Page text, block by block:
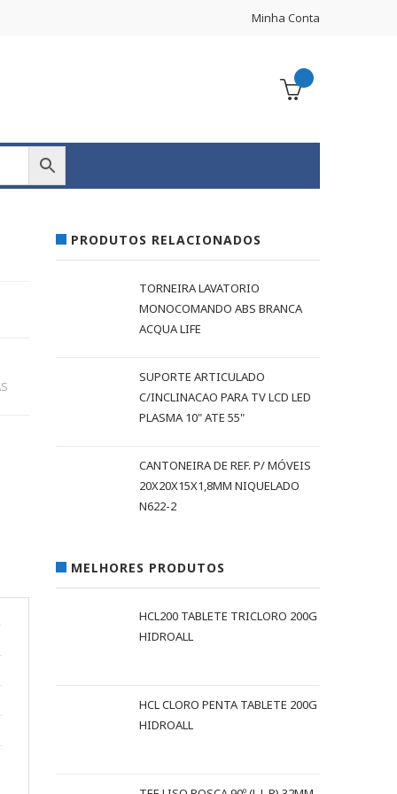
Minha Conta
PRODUTOS RELACIONADOS
TORNEIRA LAVATORIO
MONOCOMANDO ABS BRANCA
ACQUA LIFE
SUPORTE ARTICULADO
C/INCLINACAO PARA TV LCD LED
PLASMA 10" ATE 55"
CANTONEIRA DE REF. P/ MÓVEIS
20X20X15X1,8MM NIQUELADO
N622-2
MELHORES PRODUTOS
HCL200 TABLETE TRICLORO 200G
HIDROALL
HCL CLORO PENTA TABLETE 200G
HIDROALL